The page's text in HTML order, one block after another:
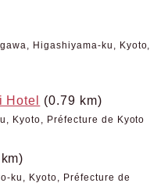
Higashiyama-ku, Kyoto,
Hotel (0.79 km)
Kyoto, Préfecture de Kyoto
ku, Kyoto, Préfecture de